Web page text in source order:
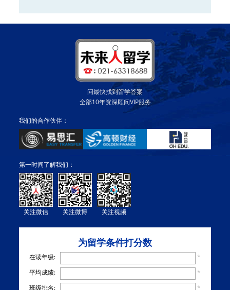
问最快找到留学答案
全部10年资深顾问VIP服务
我们的合作伙伴：
第一时间了解我们：
关注微信 关注微博 关注视频
为留学条件打分数
在读年级:
*
平均成绩:
*
班级排名:
*